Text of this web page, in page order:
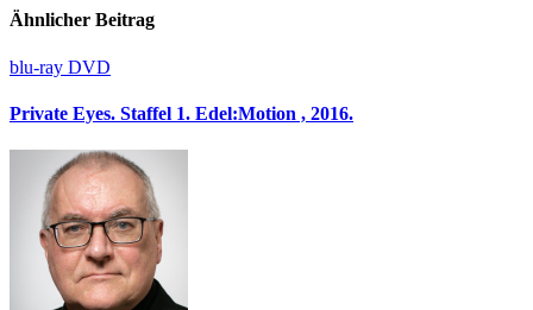
Ähnlicher Beitrag
blu-ray DVD
Private Eyes. Staffel 1. Edel:Motion , 2016.